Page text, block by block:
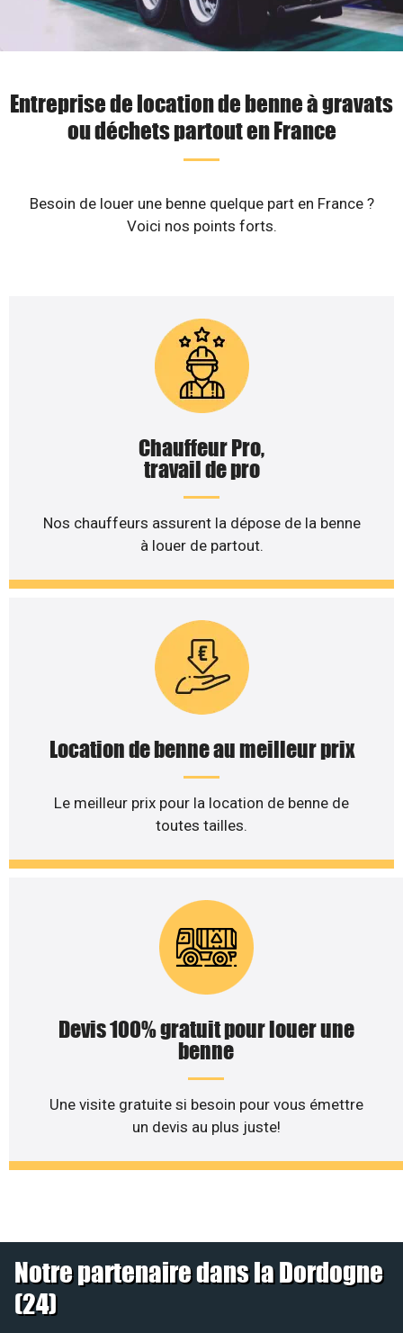
Entreprise de location de benne à gravats
ou déchets partout en France
Besoin de louer une benne quelque part en France ?
Voici nos points forts.
Chauffeur Pro,
travail de pro
Nos chauffeurs assurent la dépose de la benne
à louer de partout.
Location de benne au meilleur prix
Le meilleur prix pour la location de benne de
toutes tailles.
Devis 100% gratuit pour louer une
benne
Une visite gratuite si besoin pour vous émettre
un devis au plus juste!
Notre partenaire dans la Dordogne
(24)